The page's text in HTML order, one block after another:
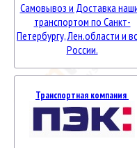
Самовывоз и Доставка
транспортом по Санкт-
Петербургу, Лен.области и
России.
Транспортная компания